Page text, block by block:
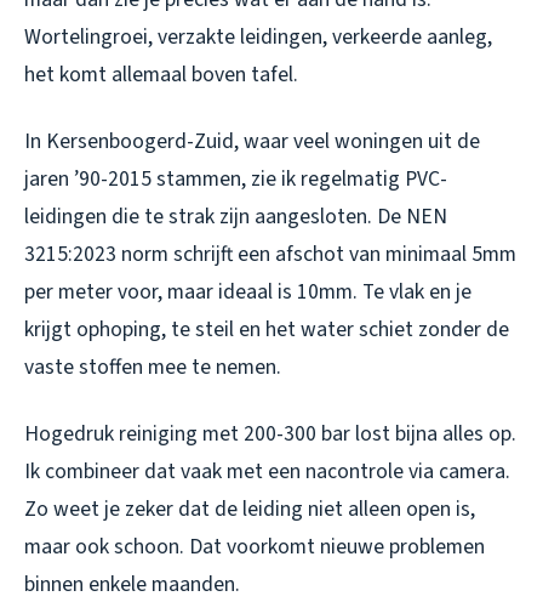
Wortelingroei, verzakte leidingen, verkeerde aanleg,
het komt allemaal boven tafel.
In Kersenboogerd-Zuid, waar veel woningen uit de
jaren ’90-2015 stammen, zie ik regelmatig PVC-
leidingen die te strak zijn aangesloten. De NEN
3215:2023 norm schrijft een afschot van minimaal 5mm
per meter voor, maar ideaal is 10mm. Te vlak en je
krijgt ophoping, te steil en het water schiet zonder de
vaste stoffen mee te nemen.
Hogedruk reiniging met 200-300 bar lost bijna alles op.
Ik combineer dat vaak met een nacontrole via camera.
Zo weet je zeker dat de leiding niet alleen open is,
maar ook schoon. Dat voorkomt nieuwe problemen
binnen enkele maanden.